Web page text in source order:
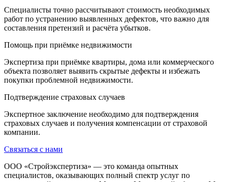
Специалисты точно рассчитывают стоимость необходимых
работ по устранению выявленных дефектов, что важно для
составления претензий и расчёта убытков.
Помощь при приёмке недвижимости
Экспертиза при приёмке квартиры, дома или коммерческого
объекта позволяет выявить скрытые дефекты и избежать
покупки проблемной недвижимости.
Подтверждение страховых случаев
Экспертное заключение необходимо для подтверждения
страховых случаев и получения компенсации от страховой
компании.
Связаться с нами
ООО «Стройэкспертиза» — это команда опытных
специалистов, оказывающих полный спектр услуг по